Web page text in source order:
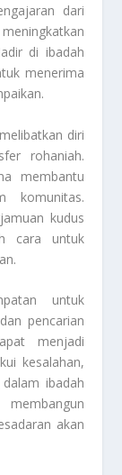
dari
di ibadah
menerima
diri
rohaniah.
membantu
komunitas.
kudus
cara untuk
untuk
pencarian
menjadi
kesalahan,
ibadah
akan